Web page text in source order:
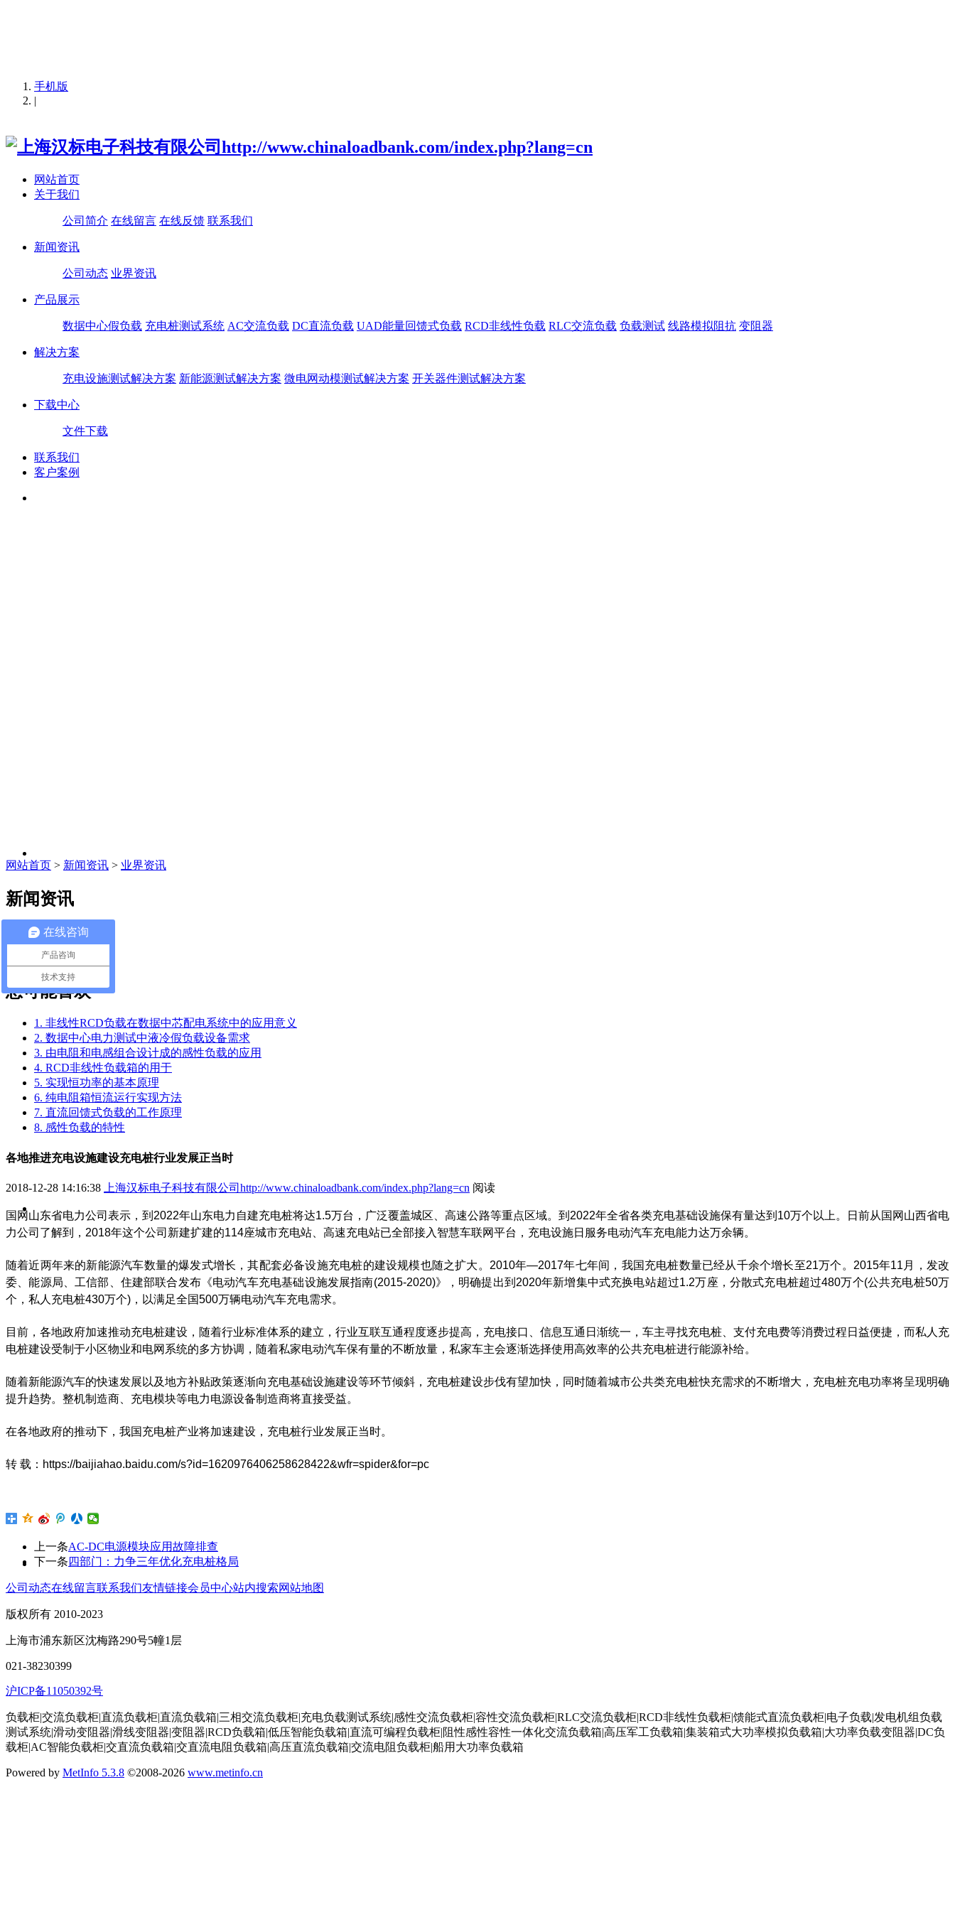
手机版
|
网站首页
关于我们
公司简介 在线留言 在线反馈 联系我们
新闻资讯
公司动态 业界资讯
产品展示
数据中心假负载 充电桩测试系统 AC交流负载 DC直流负载 UAD能量回馈式负载 RCD非线性负载 RLC交流负载 负载测试 线路模拟阻抗 变阻器
解决方案
充电设施测试解决方案 新能源测试解决方案 微电网动模测试解决方案 开关器件测试解决方案
下载中心
文件下载
联系我们
客户案例
网站首页 > 新闻资讯 > 业界资讯
新闻资讯
公司动态
业界资讯
您可能喜欢
1. 非线性RCD负载在数据中芯配电系统中的应用意义
2. 数据中心电力测试中液冷假负载设备需求
3. 由电阻和电感组合设计成的感性负载的应用
4. RCD非线性负载箱的用于
5. 实现恒功率的基本原理
6. 纯电阻箱恒流运行实现方法
7. 直流回馈式负载的工作原理
8. 感性负载的特性
各地推进充电设施建设充电桩行业发展正当时
2018-12-28 14:16:38 上海汉标电子科技有限公司http://www.chinaloadbank.com/index.php?lang=cn 阅读
国网山东省电力公司表示，到2022年山东电力自建充电桩将达1.5万台，广泛覆盖城区、高速公路等重点区域。到2022年全省各类充电基础设施保有量达到10万个以上。日前从国网山西省电
力公司了解到，2018年这个公司新建扩建的114座城市充电站、高速充电站已全部接入智慧车联网平台，充电设施日服务电动汽车充电能力达万余辆。
随着近两年来的新能源汽车数量的爆发式增长，其配套必备设施充电桩的建设规模也随之扩大。2010年—2017年七年间，我国充电桩数量已经从千余个增长至21万个。2015年11月，发改
委、能源局、工信部、住建部联合发布《电动汽车充电基础设施发展指南(2015-2020)》，明确提出到2020年新增集中式充换电站超过1.2万座，分散式充电桩超过480万个(公共充电桩50万
个，私人充电桩430万个)，以满足全国500万辆电动汽车充电需求。
目前，各地政府加速推动充电桩建设，随着行业标准体系的建立，行业互联互通程度逐步提高，充电接口、信息互通日渐统一，车主寻找充电桩、支付充电费等消费过程日益便捷，而私人充
电桩建设受制于小区物业和电网系统的多方协调，随着私家电动汽车保有量的不断放量，私家车主会逐渐选择使用高效率的公共充电桩进行能源补给。
随着新能源汽车的快速发展以及地方补贴政策逐渐向充电基础设施建设等环节倾斜，充电桩建设步伐有望加快，同时随着城市公共类充电桩快充需求的不断增大，充电桩充电功率将呈现明确
提升趋势。整机制造商、充电模块等电力电源设备制造商将直接受益。
在各地政府的推动下，我国充电桩产业将加速建设，充电桩行业发展正当时。
转 载：https://baijiahao.baidu.com/s?id=1620976406258628422&wfr=spider&for=pc
上一条AC-DC电源模块应用故障排查
下一条 四部门：力争三年优化充电桩格局
公司动态在线留言联系我们友情链接会员中心站内搜索网站地图
版权所有 2010-2023
上海市浦东新区沈梅路290号5幢1层
021-38230399
沪ICP备11050392号
负载柜|交流负载柜|直流负载柜|直流负载箱|三相交流负载柜|充电负载测试系统|感性交流负载柜|容性交流负载柜|RLC交流负载柜|RCD非线性负载柜|馈能式直流负载柜|电子负载|发电机组负载
测试系统|滑动变阻器|滑线变阻器|变阻器|RCD负载箱|低压智能负载箱|直流可编程负载柜|阻性感性容性一体化交流负载箱|高压军工负载箱|集装箱式大功率模拟负载箱|大功率负载变阻器|DC负
载柜|AC智能负载柜|交直流负载箱|交直流电阻负载箱|高压直流负载箱|交流电阻负载柜|船用大功率负载箱
Powered by MetInfo 5.3.8 ©2008-2026 www.metinfo.cn
在线咨询
产品咨询
技术支持